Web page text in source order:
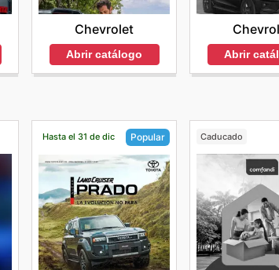
Chevrolet
Abrir catálogo Abrir
Hasta el 31 de dic Popular Caducado